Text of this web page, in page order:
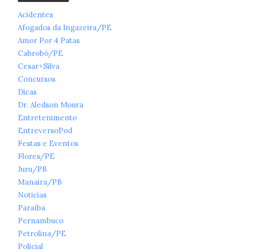
Acidentes
Afogados da Ingazeira/PE
Amor Por 4 Patas
Cabrobó/PE
Cesar+Silva
Concursos
Dicas
Dr. Aledson Moura
Entretenimento
EntreversoPod
Festas e Eventos
Flores/PE
Juru/PB
Manaira/PB
Noticias
Paraíba
Pernambuco
Petrolina/PE
Policial